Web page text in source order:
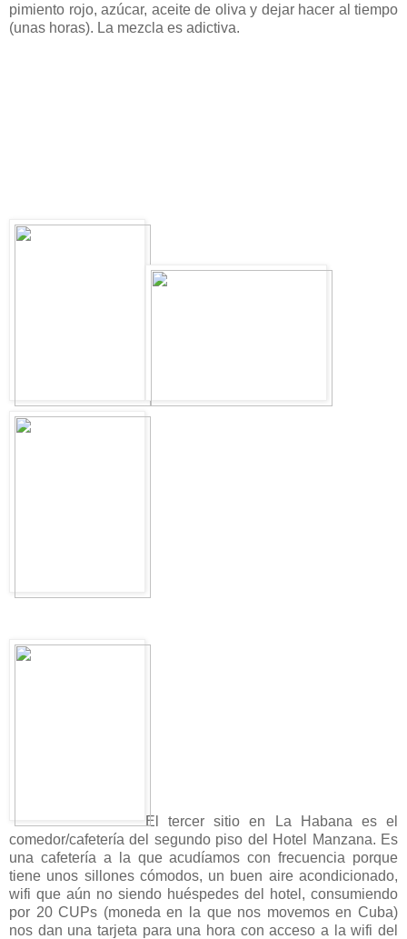
pimiento rojo, azúcar, aceite de oliva y dejar hacer al tiempo
(unas horas). La mezcla es adictiva.
El tercer sitio en La Habana es el
comedor/cafetería del segundo piso del Hotel Manzana. Es
una cafetería a la que acudíamos con frecuencia porque
tiene unos sillones cómodos, un buen aire acondicionado,
wifi que aún no siendo huéspedes del hotel, consumiendo
por 20 CUPs (moneda en la que nos movemos en Cuba)
nos dan una tarjeta para una hora con acceso a la wifi del